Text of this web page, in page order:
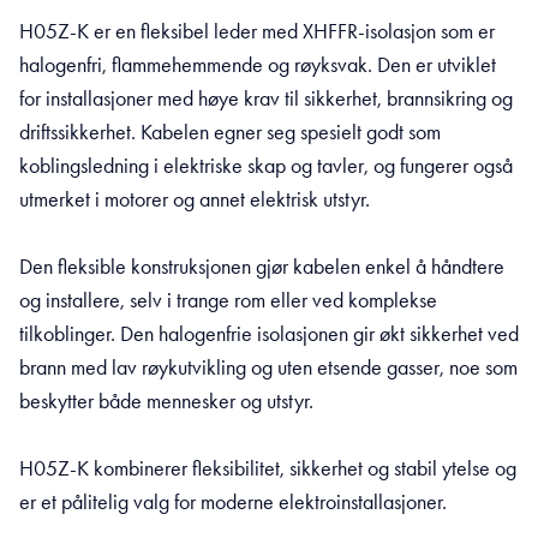
H05Z-K er en fleksibel leder med XHFFR-isolasjon som er
halogenfri, flammehemmende og røyksvak. Den er utviklet
for installasjoner med høye krav til sikkerhet, brannsikring og
driftssikkerhet. Kabelen egner seg spesielt godt som
koblingsledning i elektriske skap og tavler, og fungerer også
utmerket i motorer og annet elektrisk utstyr.
Den fleksible konstruksjonen gjør kabelen enkel å håndtere
og installere, selv i trange rom eller ved komplekse
tilkoblinger. Den halogenfrie isolasjonen gir økt sikkerhet ved
brann med lav røykutvikling og uten etsende gasser, noe som
beskytter både mennesker og utstyr.
H05Z-K kombinerer fleksibilitet, sikkerhet og stabil ytelse og
er et pålitelig valg for moderne elektroinstallasjoner.